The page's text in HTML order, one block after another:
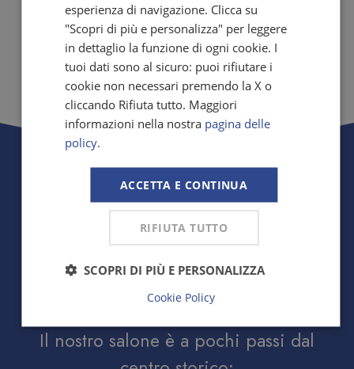
Hai bisogno di taglio
barba o capelli?
PRENOTA ORA
Il nostro salone è a pochi passi dal
esperienza di navigazione. Clicca su
"Scopri di più e personalizza" per leggere
in dettaglio la funzione di ogni cookie. I
tuoi dati sono al sicuro: puoi rifiutare i
cookie non necessari premendo la X o
cliccando Rifiuta tutto. Maggiori
informazioni nella nostra pagina delle
policy.
ACCETTA E CONTINUA
RIFIUTA TUTTO
SCOPRI DI PIÙ E PERSONALIZZA
Cookie Policy